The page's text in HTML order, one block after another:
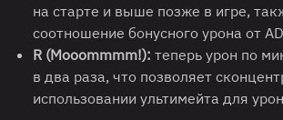
на старте и выше позже в игре,
соотношение бонусного урона от
R (Mooommmm!): теперь урон по
в два раза, что позволяет
использовании ультимейта для